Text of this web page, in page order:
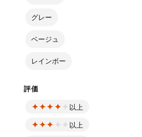
グレー
ベージュ
レインボー
評価
以上
以上